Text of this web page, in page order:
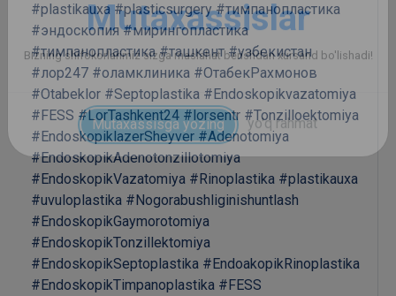
#plastikauxa #plasticsurgery #тимпанопластика
#эндоскопия #мирингопластика
#тимпанопластика #ташкент #узбекистан
#лор247 #оламклиника #ОтабекРахмонов
#Otabeklor #Septoplastika #Endoskopikvazatomiya
#FESS #LorTashkent24 #lorsentr #Tonzilloektomiya
#EndoskopiklazerSheyver #Adenotomiya
#EndoskopikAdenotonzillotomiya
#EndoskopikVazatomiya #Rinoplastika #plastikauxa
#uvuloplastika #Nogorabushliginishuntlash
#EndoskopikGaymorotomiya
#EndoskopikTonzillektomiya
#EndoskopikSeptoplastika #EndoakopikRinoplastika
#EndoskopikTimpanoplastika #FESS